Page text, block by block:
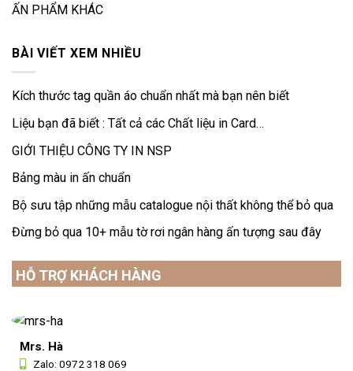
ẤN PHẨM KHÁC
BÀI VIẾT XEM NHIỀU
Kích thước tag quần áo chuẩn nhất mà bạn nên biết
Liệu bạn đã biết : Tất cả các Chất liệu in Card…
GIỚI THIỆU CÔNG TY IN NSP
Bảng màu in ấn chuẩn
Bộ sưu tập những mẫu catalogue nội thất không thể bỏ qua
Đừng bỏ qua 10+ mẫu tờ rơi ngân hàng ấn tượng sau đây
HỖ TRỢ KHÁCH HÀNG
Mrs. Hà
Zalo: 0972 318 069